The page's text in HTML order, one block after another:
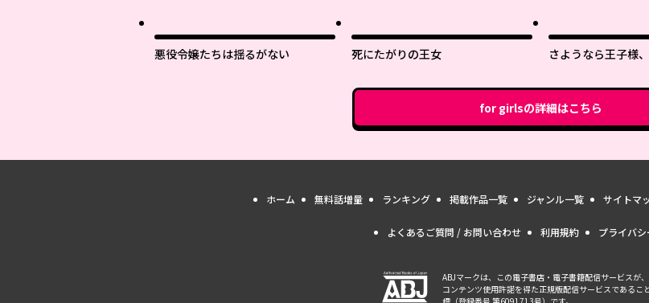
悪役令嬢たちは揺るがない 死にたがりの王女
さようなら王子様
for girlsの詳細はこちら
ホーム 無料話増量 ランキング 掲載作品一覧 ジャンル一覧 サイトマ
よくあるご質問 / お問い合わせ 利用規約 プライバ
ABJマークは、この電子書店・電子書籍配信サービスが
コンテンツ使用許諾を得た正規版配信サービスであるこ